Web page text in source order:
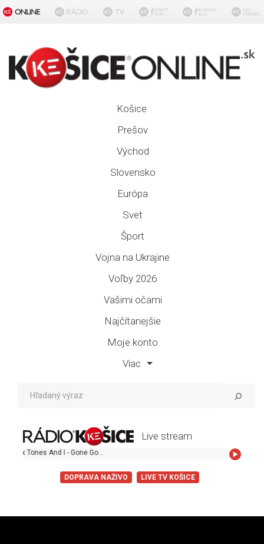
Košice
Prešov
Východ
Slovensko
Európa
Svet
Šport
Vojna na Ukrajine
Voľby 2026
Vašimi očami
Najčítanejšie
Moje konto
Viac
Live stream
DOPRAVA NAŽIVO LIVE TV KOŠICE